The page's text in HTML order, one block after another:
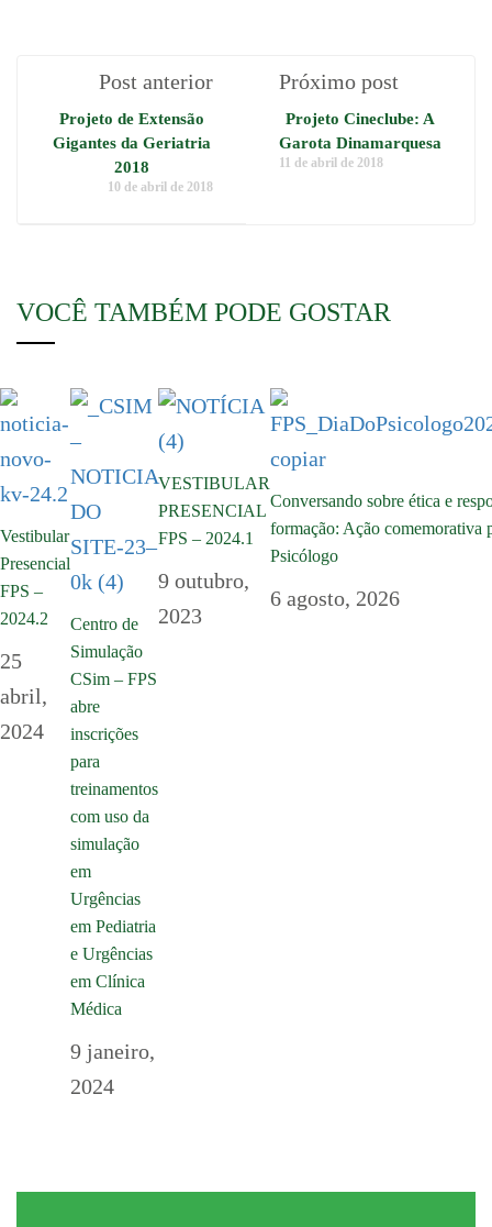
Post anterior
Projeto de Extensão
Gigantes da Geriatria
2018
10 de abril de 2018
Próximo post
Projeto Cineclube: A
Garota Dinamarquesa
11 de abril de 2018
VOCÊ TAMBÉM PODE GOSTAR
Vestibular
Presencial
FPS –
2024.2
25
abril,
2024
Centro de
Simulação
CSim – FPS
abre
inscrições
para
treinamentos
com uso da
simulação
em
Urgências
em Pediatria
e Urgências
em Clínica
Médica
9 janeiro,
2024
VESTIBULAR
PRESENCIAL
FPS – 2024.1
9 outubro,
2023
Conversando sobre ética e
formação: Ação comemorativa
Psicólogo
6 agosto, 2026